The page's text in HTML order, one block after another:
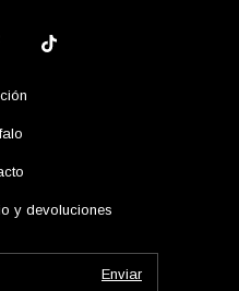
y devoluciones